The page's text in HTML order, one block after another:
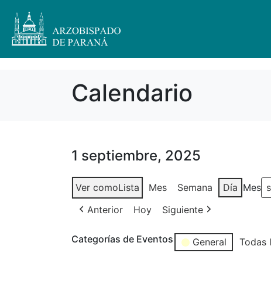
Calendario
1 septiembre, 2025
Ver comoLista Mes Semana Día Mes
Anterior
Hoy Siguiente
Categorías de Eventos General Todas